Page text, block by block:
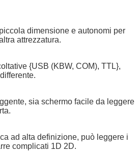
dimensione e autonomi per
attrezzatura.
{USB (KBW, COM), TTL},
sia schermo facile da leggere
ad alta definizione, può leggere i
complicati 1D 2D.